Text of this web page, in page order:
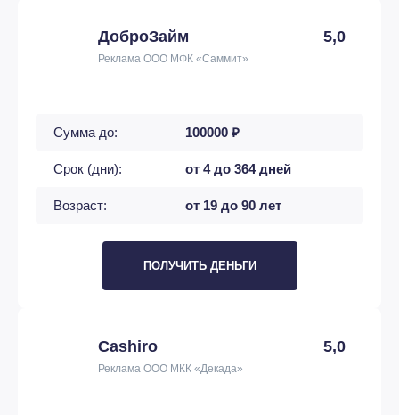
ДоброЗайм 5,0
Реклама ООО МФК «Саммит»
Сумма до: 100000 ₽
Срок (дни): от 4 до 364 дней
Возраст: от 19 до 90 лет
ПОЛУЧИТЬ ДЕНЬГИ
Cashiro 5,0
Реклама ООО МКК «Декада»